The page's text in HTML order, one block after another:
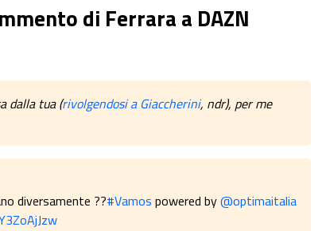
di Ferrara a DAZN
dalla tua (rivolgendosi a Giaccherini, ndr), per me
diversamente ??#Vamos powered by@optimaitalia